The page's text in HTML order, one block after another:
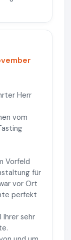
Herr
vom
Vorfeld
für
vor Ort
perfekt
Ihrer sehr